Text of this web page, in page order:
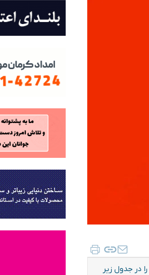
قیمت متوسط بازار آزاد و قیمت نمایندگی خودرو‌های سایپا امروز چهارشنبه ۱۷ تیر ۱۴۰۵ را در جدول زیر